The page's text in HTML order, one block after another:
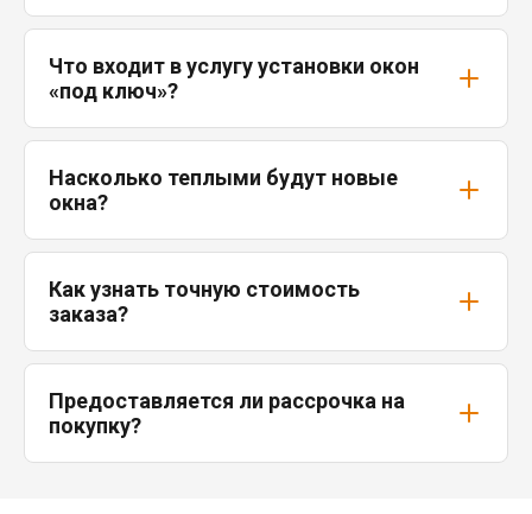
Что входит в услугу установки окон
«под ключ»?
Насколько теплыми будут новые
окна?
Как узнать точную стоимость
заказа?
Предоставляется ли рассрочка на
покупку?